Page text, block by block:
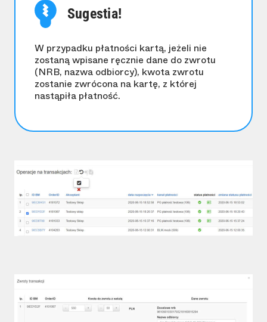
Sugestia!
W przypadku płatności kartą, jeżeli nie
zostaną wpisane ręcznie dane do zwrotu
(NRB, nazwa odbiorcy), kwota zwrotu
zostanie zwrócona na kartę, z której
nastąpiła płatność.